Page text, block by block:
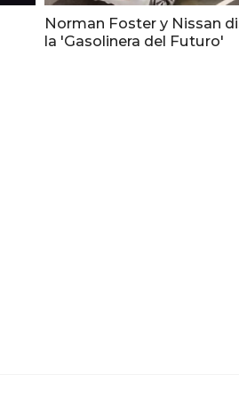
Norman Foster y Nissan
la 'Gasolinera del Futuro'